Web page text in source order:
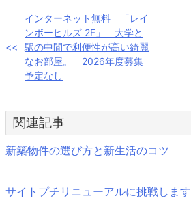
稿
ビ
ゲ
ー
ョ
インターネット無料 「レイ
ンボーヒルズ 2F」 大学と
駅の中間で利便性が高い綺麗
なお部屋。 2026年度募集
予定なし
関連記事
新築物件の選び方と新生活のコツ
サイトプチリニューアルに挑戦します